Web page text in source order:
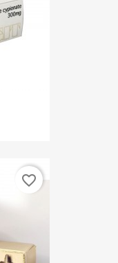
favorite_border